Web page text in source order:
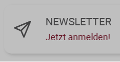
NEWSLETTER
Jetzt anmelden!